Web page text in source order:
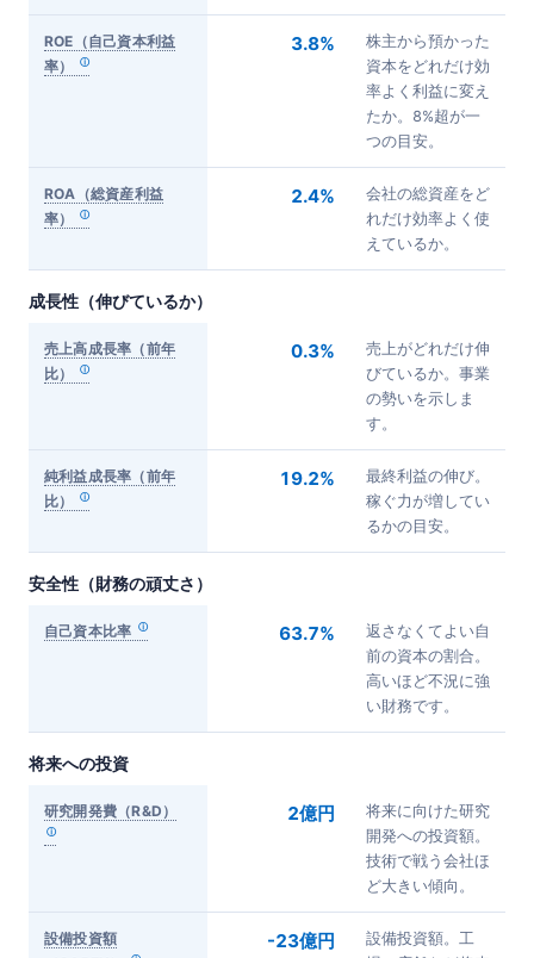
ROE（自己資本利益
率）
3.8%
株主から預かった
資本をどれだけ効
率よく利益に変え
たか。8%超が一
つの目安。
ROA（総資産利益
率）
2.4%
会社の総資産をど
れだけ効率よく使
えているか。
成長性（伸びているか）
売上高成長率（前年
比）
0.3%
売上がどれだけ伸
びているか。事業
の勢いを示しま
す。
純利益成長率（前年
比）
19.2%
最終利益の伸び。
稼ぐ力が増してい
るかの目安。
安全性（財務の頑丈さ）
自己資本比率 63.7%
返さなくてよい自
前の資本の割合。
高いほど不況に強
い財務です。
将来への投資
研究開発費（R&D） 2億円
将来に向けた研究
開発への投資額。
技術で戦う会社ほ
ど大きい傾向。
設備投資額
-23億円
設備投資額。工